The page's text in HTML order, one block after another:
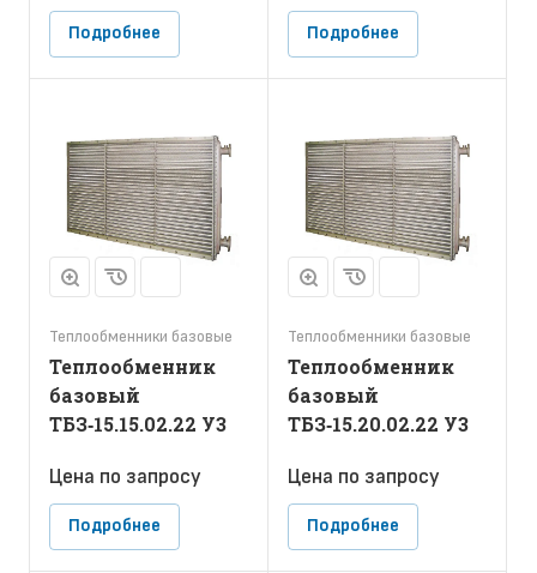
Подробнее Подробнее
Теплообменники базовые
Теплообменник
базовый
ТБЗ‑15.15.02.22 У3
Цена по запросу
Подробнее
Теплообменники базовые
Теплообменник
базовый
ТБЗ‑15.20.02.22 У3
Цена по запросу
Подробнее